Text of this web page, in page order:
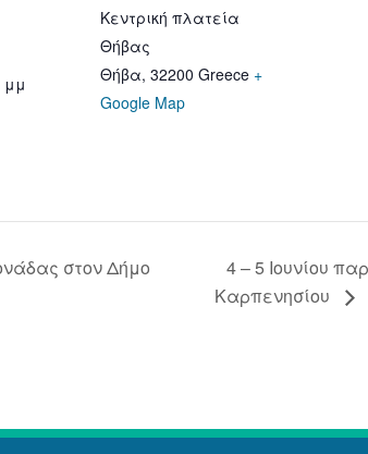
μμ
Κεντρική πλατεία
Θήβας
Θήβα, 32200 Greece +
Google Map
στον Δήμο
4 – 5 Ιουνίου
Καρπενησίου